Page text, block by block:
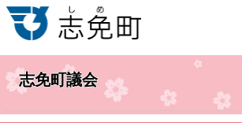
志免町議会